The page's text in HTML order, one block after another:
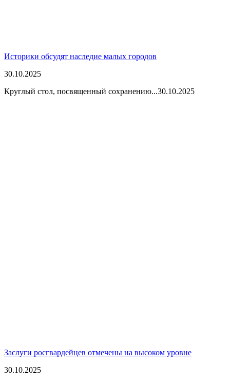
Историки обсудят наследие малых городов
30.10.2025
Круглый стол, посвященный сохранению...30.10.2025
Заслуги росгвардейцев отмечены на высоком уровне
30.10.2025